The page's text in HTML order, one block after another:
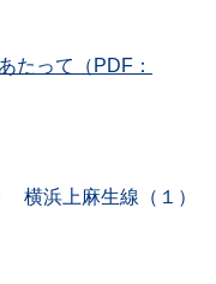
たって（PDF：
横浜上麻生線（１）